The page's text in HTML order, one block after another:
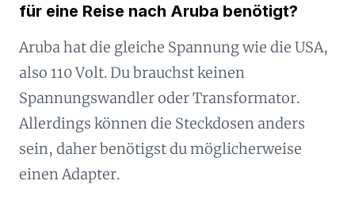
für eine Reise nach Aruba benötigt?
Aruba hat die gleiche Spannung wie die USA,
also 110 Volt. Du brauchst keinen
Spannungswandler oder Transformator.
Allerdings können die Steckdosen anders
sein, daher benötigst du möglicherweise
einen Adapter.